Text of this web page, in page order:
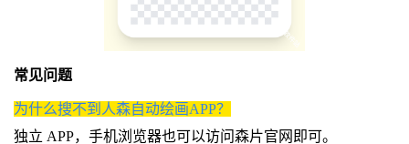
常见问题
为什么搜不到人森自动绘画APP？
独立 APP，手机浏览器也可以访问森片官网即可。